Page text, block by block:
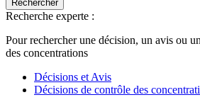
Rechercher
Recherche experte :
Pour rechercher une décision, un avis ou
des concentrations
Décisions et Avis
Décisions de contrôle des